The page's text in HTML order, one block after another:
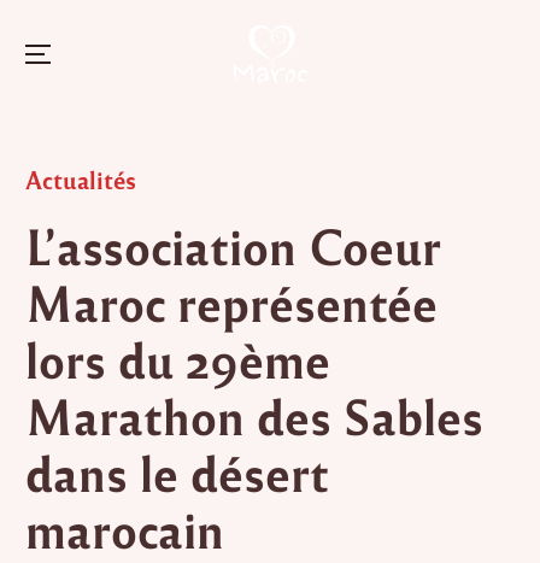
content
Menu
Posted
Actualités
L’association Coeur
Maroc représentée
lors du 29ème
Marathon des Sables
dans le désert
marocain